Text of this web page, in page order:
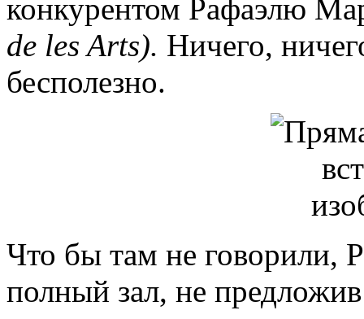
конкурентом Рафаэлю
de les Arts). Ничего,
бесполезно.
Что бы там не говорили,
полный зал, не